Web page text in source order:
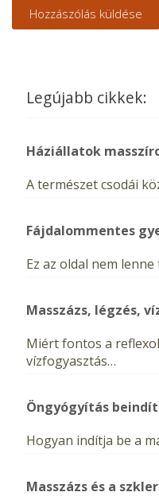
Legújabb cikkek:
Háziállatok
A természet csodái
Fájdalommentes
Ez az oldal nem
Masszázs, légzés,
Miért fontos a
vízfogyasztás…
Öngyógyítás
Hogyan indítja be a
Masszázs és a